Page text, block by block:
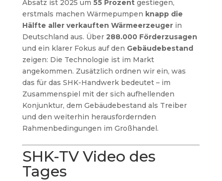
Absatz ist 2025 um 55 Prozentgestiegen,
erstmals machen Wärmepumpen knapp die
Hälfte aller verkauften Wärmeerzeugerin
Deutschland aus. Über 288.000 Förderzusagen
und ein klarer Fokus auf den Gebäudebestand
zeigen: Die Technologie ist im Markt
angekommen. Zusätzlich ordnen wir ein, was
das für das SHK-Handwerk bedeutet – im
Zusammenspiel mit der sich aufhellenden
Konjunktur, dem Gebäudebestand als Treiber
und den weiterhin herausfordernden
Rahmenbedingungen im Großhandel.
SHK-TV Video des
Tages